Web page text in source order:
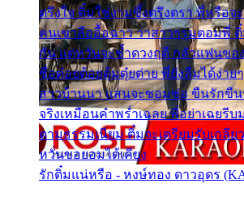
ตรึงใจ ติ๋มใช่งามซึ้งตรึงตรา พี่หรือ
คนเขาลืออื้อฉาว ว่าสาวๆรุมตอมพี่
กัน แต่หวั่นจะช้ำดวงฤดี กลัวแฟนข
ชื่อต๋อยต้อยตุ้มตุ๋ยต่าย พี่ยังลืมได้ง่าย
สาวบ้านนา แสนจะซอมซ่อ ขืนรักขืน
จริงเหมือนคำพร่ำเฉลย พี่อย่าเฉยรี
ตามธรรมเนียม ติ๋มจะเตรียมรับเกลี
หวั่นขอยอมได้เคียง
รักติ๋มแน่หรือ - หงษ์ทอง ดาวอุดร